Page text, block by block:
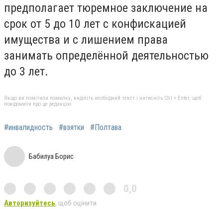
предполагает тюремное заключение на
срок от 5 до 10 лет с конфискацией
имущества и с лишением права
занимать определённой деятельностью
до 3 лет.
Якщо ви помітили помилку, виділіть необхідний текст і натисніть Ctrl + Enter, щоб
повідомити про це редакцію
#инвалидность #взятки #Полтава
Бабилуа Борис
0,0
Авторизуйтесь, щоб оцінити